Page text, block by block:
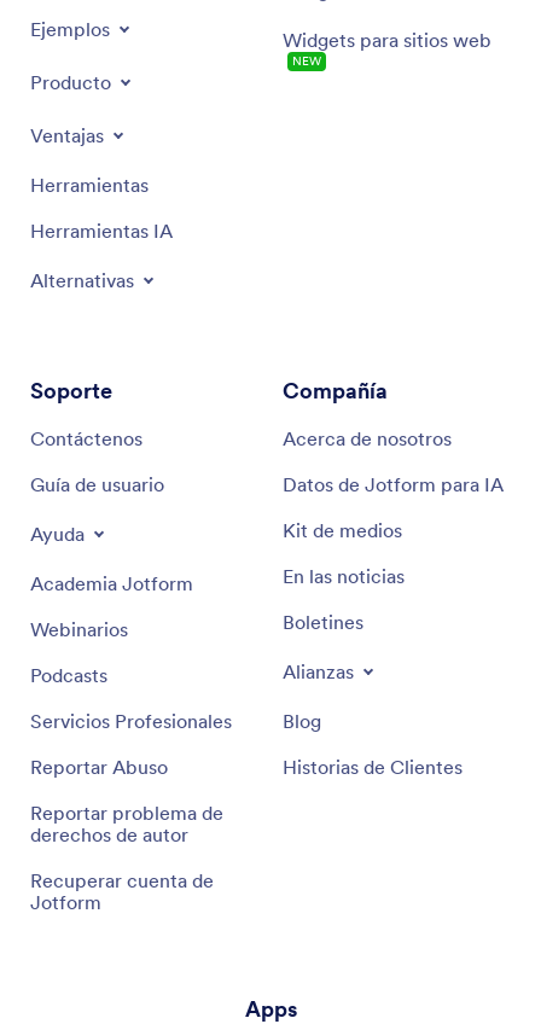
Ejemplos
Producto
Ventajas
Herramientas
Herramientas IA
Alternativas
Widgets para sitios web
NUEVA
Soporte
Contáctenos
Guía de usuario
Ayuda
Academia Jotform
Webinarios
Podcasts
Servicios Profesionales
Reportar Abuso
Reportar problema de
derechos de autor
Recuperar cuenta de
Jotform
Compañía
Acerca de nosotros
Datos de Jotform para IA
Kit de medios
En las noticias
Boletines
Alianzas
Blog
Historias de Clientes
Apps